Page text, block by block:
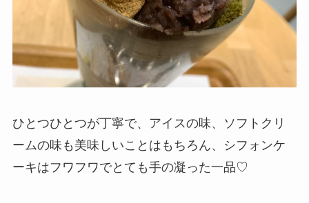
ひとつひとつが丁寧で、アイスの味、ソフトクリ
ームの味も美味しいことはもちろん、シフォンケ
ーキはフワフワでとても手の凝った一品♡